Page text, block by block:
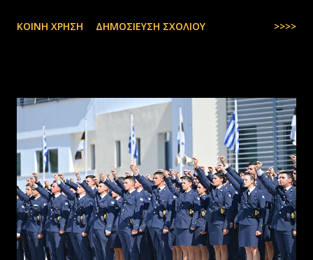
— Stefanos Tyros (@StefanosTyros) July 11, 2025
ΚΟΙΝΉ ΧΡΉΣΗ ΔΗΜΟΣΊΕΥΣΗ ΣΧΟΛΊΟΥ >>>>